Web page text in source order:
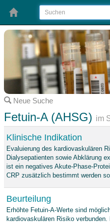
Neue Suche
Fetuin-A (AHSG) im
Klinische Indikation
Evaluierung des kardiovaskulären
Dialysepatienten sowie Abklärung
ist ein negatives Akute-Phase-
CRP zusätzlich bestimmt werden
Beurteilung
Erhöhte Fetuin-A-Werte sind
kardiovaskulären Risiko